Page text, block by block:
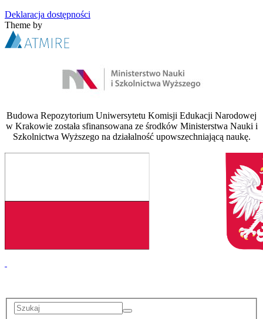
Deklaracja dostępności
Theme by
Budowa Repozytorium Uniwersytetu Komisji Edukacji Narodowej
w Krakowie została sfinansowana ze środków Ministerstwa Nauki i
Szkolnictwa Wyższego na działalność upowszechniającą naukę.